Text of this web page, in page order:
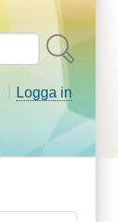
Logga in